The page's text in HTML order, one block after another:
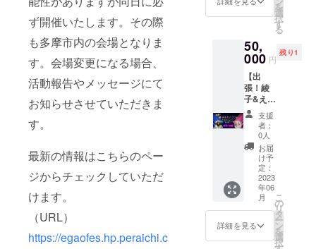
ず開催いたします。その際
も多摩市内の会場となりま
す。会場変更になる場合、
活動報告やメッセージにて
お知らせさせていただきま
す。
最新の情報はこちらのペー
ジからチェックしていただ
けます。
（URL）
https://egaofes.hp.peraichi.c
ありま
せん。
知的財
産、著
作権は
提供・
施行責
任者に
帰属し
ます。
✼••┈┈••
✼••┈┈••
✼••┈┈••
✼••┈┈••
✼
郊での
実施 ・
整は購
入者へ
メール
等でご
連絡さ
せて頂
きま
す。
✼••┈┈••
✼••┈┈••
✼••┈┈••
✼••┈┈••
✼ 《リ
ターン
提供・
施行責
任者》
主催・
運営
産、著
作権は
任者に
帰属し
ます。
✼••┈┈••
✼••┈┈••
✼••┈┈••
✼••┈┈••
ス内容
に関す
は、個
人の体
感であ
り 全て
を保証
するも
のでは
ありま
せん。
画像や
知的財
産、著
作権は
提供・
施行責
帰属し
ます。
りま
す。 ＊
リアル
開催の
み対
応。 ＊
交通
費、宿
泊費(必
要な場
合）は
ご負担
下さい
＊2023
年内で
くださ
い。 ＊
せてい
ただき
ます。
＊現地
までの
交通費
は別途
頂きま
す。 ＊
オンラ
イン、
リア
ル、ど
ちらで
も構い
ませ
ん。 ＊
マシュ
マロを
手作り
ベーコ
ン直火
焼きす
る。 自
然と会
話が生
まれ
る。 火
を扱う
ことは
神聖な
儀式と
同じ。
火を囲
んで
ゆった
を
選
択
す
る
50,
000 円
残り1
【出
張！綾
子&えい
こりん
オンス
テー
ジ】 シ
ンガー
ソング
ライ
ターの
綾子
と、ピ
アニス
トえい
こりん
支援
者：
0人
お届
け予
定：
2023
年06
月
詳細を見る
こ
の
リ
タ
ー
ン
を
選
択